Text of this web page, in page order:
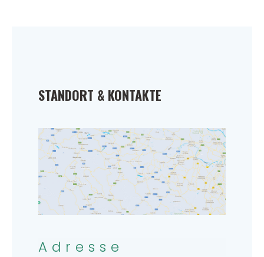
STANDORT & KONTAKTE
Adresse